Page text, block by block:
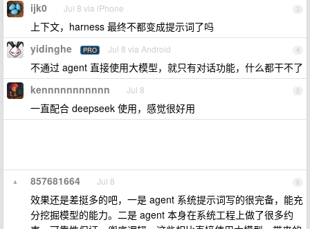
3
ijk0 Jul 8 via iPhone
上下文，harness 最终不都变成提示词了吗
4
yidinghe PRO Jul 8 via Android
不通过 agent 直接使用大模型，就只有对话功能，什么都干不了
5
kennnnnnnnnnn Jul 8
一直配合 deepseek 使用，感觉很好用
6
857681664 Jul 8
效果还是差挺多的吧，一是 agent 系统提示词写的很完备，能充
分挖掘模型的能力。二是 agent 本身在系统工程上做了很多约